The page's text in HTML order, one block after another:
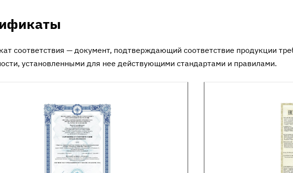
соответствия — документ, подтверждающий соответствие продукции
установленными для нее действующими стандартами и правилами.